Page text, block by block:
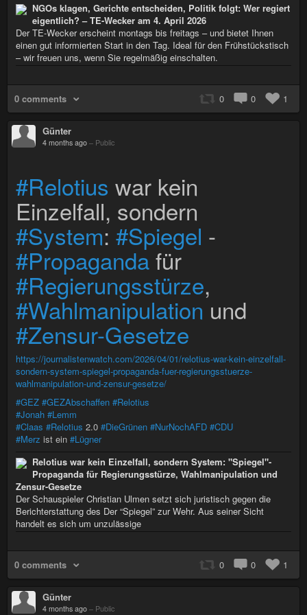
NGOs klagen, Gerichte entscheiden, Politik folgt: Wer regiert
eigentlich? – TE-Wecker am 4. April 2026
Der TE-Wecker erscheint montags bis freitags – und bietet Ihnen
einen gut informierten Start in den Tag. Ideal für den Frühstückstisch
– wir freuen uns, wenn Sie regelmäßig einschalten.
0 comments 0 0 1
Günter
4 months ago – Public
#Relotius war kein
Einzelfall, sondern
#System: #Spiegel -
#Propagandafür
#Regierungsstürze,
#Wahlmanipulationund
#Zensur-Gesetze
https://journalistenwatch.com/2026/04/01/relotius-war-kein-einzelfall-
sondern-system-spiegel-propaganda-fuer-regierungsstuerze-
wahlmanipulation-und-zensur-gesetze/
#GEZ #GEZAbschaffen #Relotius
#Jonah #Lemm
#Claas #Relotius 2.0 #DieGrünen #NurNochAFD #CDU
#Merz ist ein #Lügner
Relotius war kein Einzelfall, sondern System: "Spiegel"-
Propaganda für Regierungsstürze, Wahlmanipulation und
Zensur-Gesetze
Der Schauspieler Christian Ulmen setzt sich juristisch gegen die
Berichterstattung des Der “Spiegel” zur Wehr. Aus seiner Sicht
handelt es sich um unzulässige
0 comments 0 0 1
Günter
4 months ago – Public